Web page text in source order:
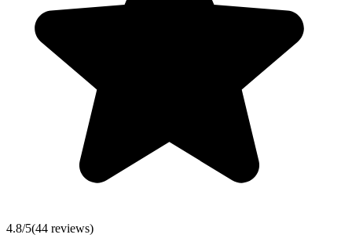
4.8/5(44 reviews)